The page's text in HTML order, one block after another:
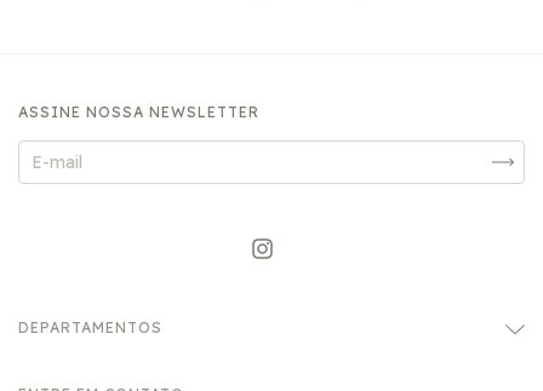
ASSINE NOSSA NEWSLETTER
DEPARTAMENTOS